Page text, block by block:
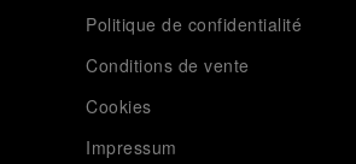
Politique de confidentialité
Conditions de vente
Cookies
Impressum